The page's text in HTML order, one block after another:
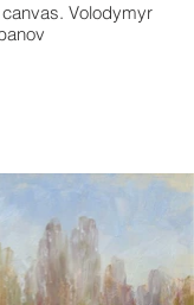
Volodymyr